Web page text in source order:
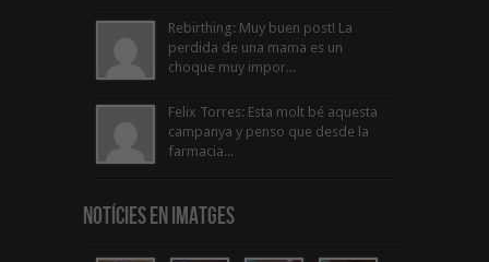
Rebirthing: Muy buen post! La
perdida de una mama es un
choque muy impor...
Felix Torres: Esta molt bé aquesta
campanya y penso que desde la
farmacia...
Notícies en Imatges